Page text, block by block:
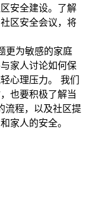
安全建设。了解
区安全会议，将
更为敏感的家庭
家人讨论如何保
心理压力。 我们
也要积极了解当
流程，以及社区提
家人的安全。